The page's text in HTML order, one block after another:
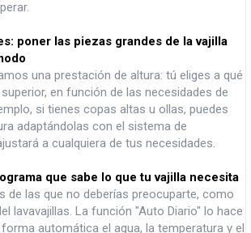
poner las piezas grandes de la vajilla
una prestación de altura: tú eliges a qué
en función de las necesidades de
si tienes copas altas u ollas, puedes
adaptándolas con el sistema de
a cualquiera de tus necesidades.
que sabe lo que tu vajilla necesita
de las que no deberías preocuparte, como
lavavajillas. La función "Auto Diario" lo hace
automática el agua, la temperatura y el